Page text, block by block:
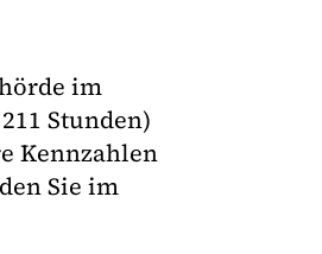
im
Stunden)
Kennzahlen
Sie im